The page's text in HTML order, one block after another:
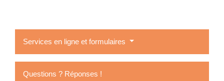
Services en ligne et formulaires
Questions ? Réponses !